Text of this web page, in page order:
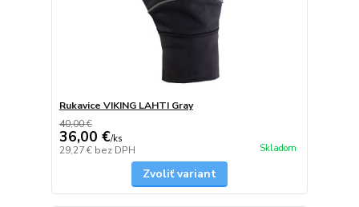
Rukavice VIKING LAHTI Gray
40,00 €
36,00 €/ks
29,27 € bez DPH Skladom
Zvoliť variant